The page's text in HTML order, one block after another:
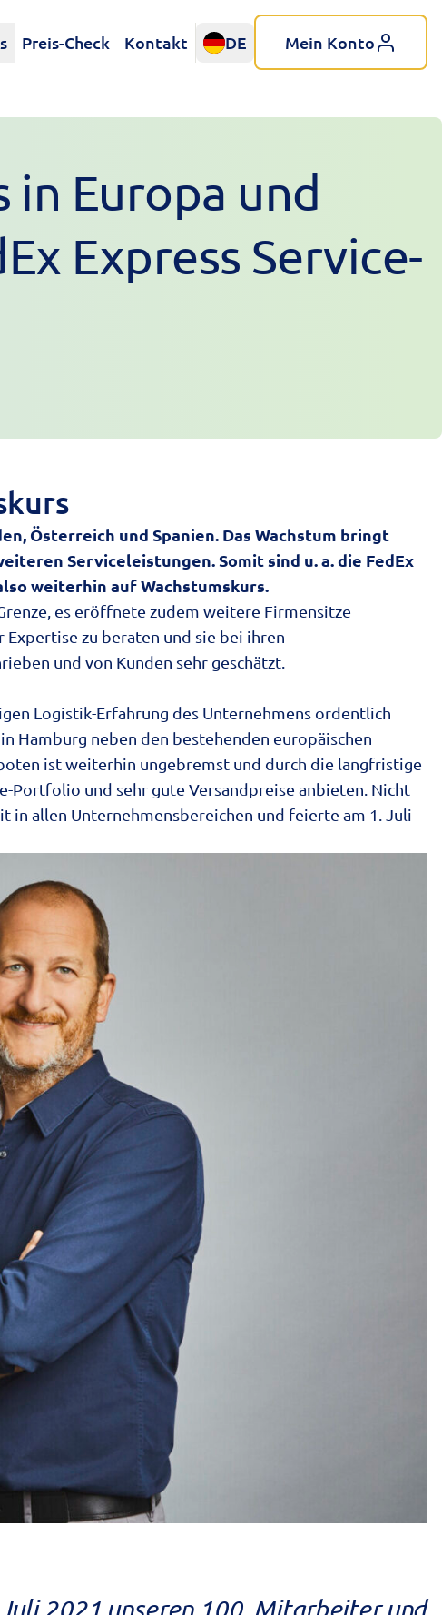
Preis-Check Kontakt DE Mein Konto
in Europa und
Express Service-
Österreich und Spanien. Das Wachstum bringt
Serviceleistungen. Somit sind u. a. die FedEx
weiterhin auf Wachstumskurs.
es eröffnete zudem weitere Firmensitze
zu beraten und sie bei ihren
und von Kunden sehr geschätzt.
Logistik-Erfahrung des Unternehmens ordentlich
Hamburg neben den bestehenden europäischen
ist weiterhin ungebremst und durch die langfristige
Portfolio und sehr gute Versandpreise anbieten. Nicht
allen Unternehmensbereichen und feierte am 1. Juli
2021 unseren 100. Mitarbeiter und